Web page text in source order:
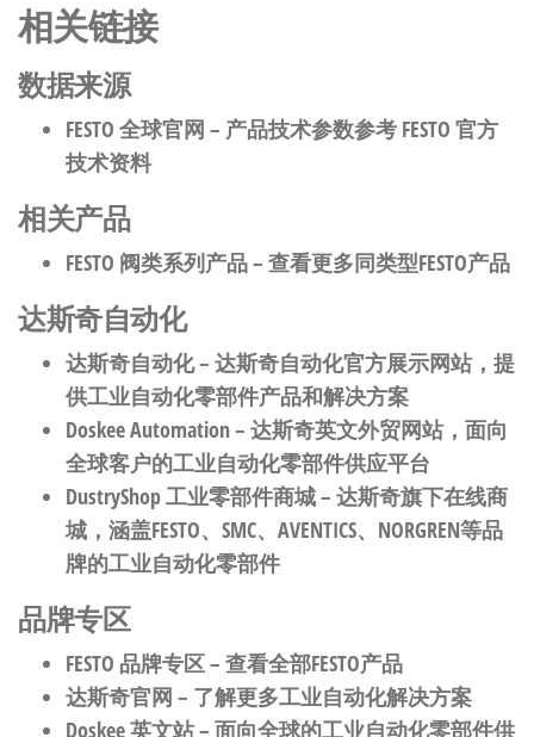
相关链接
数据来源
FESTO 全球官网 – 产品技术参数参考 FESTO 官方
技术资料
相关产品
FESTO 阀类系列产品– 查看更多同类型FESTO产品
达斯奇自动化
达斯奇自动化– 达斯奇自动化官方展示网站，提
供工业自动化零部件产品和解决方案
Doskee Automation– 达斯奇英文外贸网站，面向
全球客户的工业自动化零部件供应平台
DustryShop 工业零部件商城– 达斯奇旗下在线商
城，涵盖FESTO、SMC、AVENTICS、NORGREN等品
牌的工业自动化零部件
品牌专区
FESTO 品牌专区– 查看全部FESTO产品
达斯奇官网 – 了解更多工业自动化解决方案
Doskee 英文站– 面向全球的工业自动化零部件供